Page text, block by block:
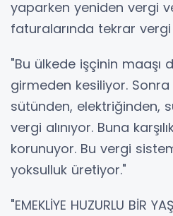
yaparken yeniden vergi
faturalarında tekrar
"Bu ülkede işçinin maaşı
girmeden kesiliyor.
sütünden, elektriğinden,
vergi alınıyor. Buna
korunuyor. Bu vergi
yoksulluk üretiyor."
"EMEKLİYE HUZURLU BİR